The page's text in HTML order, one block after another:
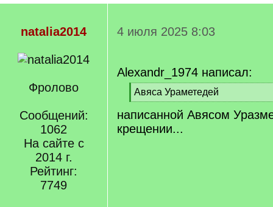
natalia2014
Фролово
Сообщений:
1062
На сайте с
2014 г.
Рейтинг:
7749
4 июля 2025 8:03
Alexandr_1974 написал:
[
q
]
Авяса Ураметедей
[
/
q
]
написанной Авясом
крещении...